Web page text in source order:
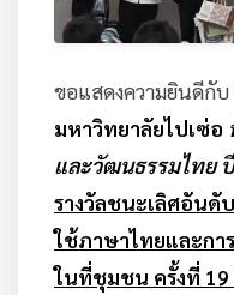
ขอแสดงความยินดีกับ
มหาวิทยาลัยไปเซ่อ
และวัฒนธรรมไทย
รางวัลชนะเลิศอันดั
ใช้ภาษาไทยและก
ในที่ชุมชน ครั้งที่